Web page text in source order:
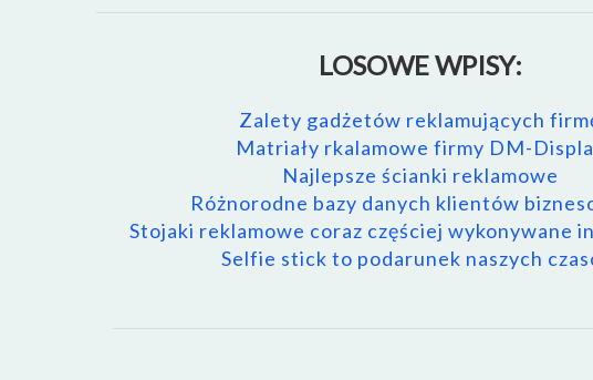
LOSOWE WPISY:
Zalety gadżetów reklamujących
Matriały rkalamowe firmy DM-
Najlepsze ścianki reklamowe
Różnorodne bazy danych klientów
Stojaki reklamowe coraz częściej wykonywane
Selfie stick to podarunek naszych